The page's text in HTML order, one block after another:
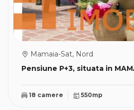
Pensiune P+3, situata in
Mamaia-Sat, Nord
18 camere 550mp